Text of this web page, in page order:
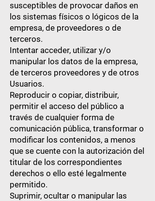
susceptibles de provocar daños en
los sistemas físicos o lógicos de la
empresa, de proveedores o de
terceros.
Intentar acceder, utilizar y/o
manipular los datos de la empresa,
de terceros proveedores y de otros
Usuarios.
Reproducir o copiar, distribuir,
permitir el acceso del público a
través de cualquier forma de
comunicación pública, transformar o
modificar los contenidos, a menos
que se cuente con la autorización del
titular de los correspondientes
derechos o ello esté legalmente
permitido.
Suprimir, ocultar o manipular las